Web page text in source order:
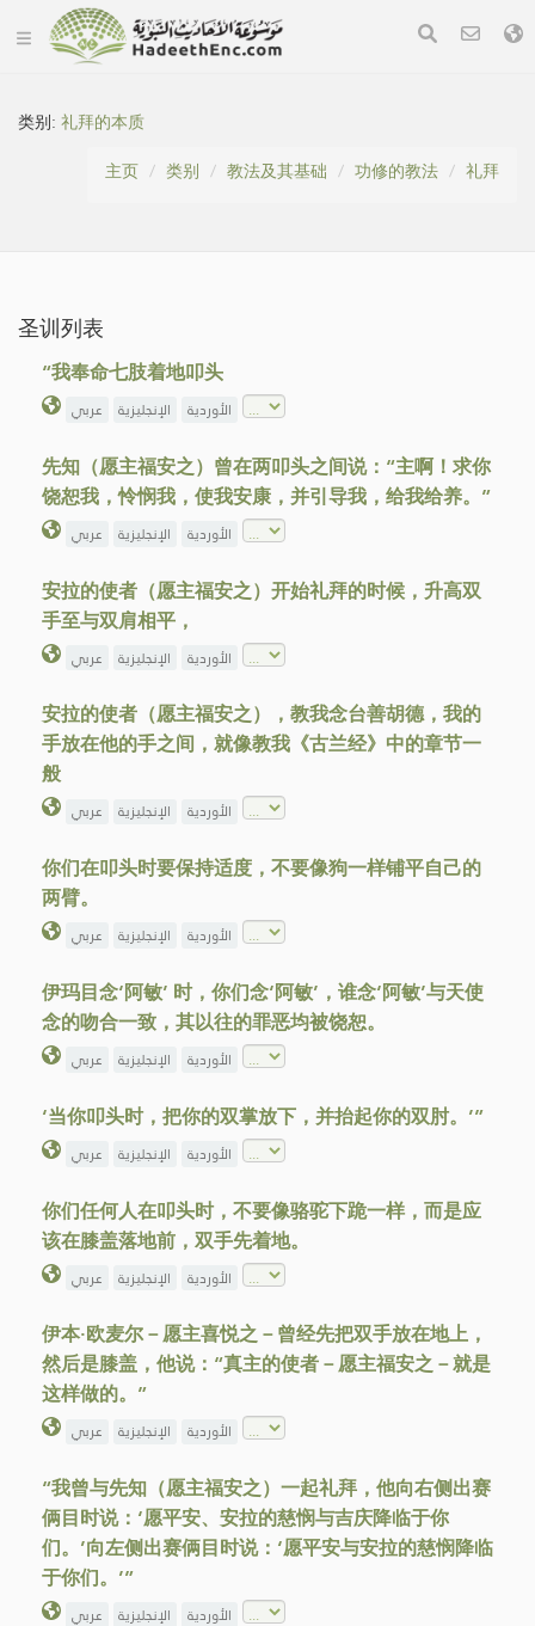
类别:礼拜的本质
主页
类别 教法及其基础 功修的教法 礼拜
圣训列表
“我奉命七肢着地叩头
عربي الإنجليزية الأوردية
先知（愿主福安之）曾在两叩头之间说：“主啊！求你
饶恕我，怜悯我，使我安康，并引导我，给我给养。”
عربي الإنجليزية الأوردية
安拉的使者（愿主福安之）开始礼拜的时候，升高双
手至与双肩相平，
عربي الإنجليزية الأوردية
安拉的使者（愿主福安之），教我念台善胡德，我的
手放在他的手之间，就像教我《古兰经》中的章节一
般
عربي الإنجليزية الأوردية
你们在叩头时要保持适度，不要像狗一样铺平自己的
两臂。
عربي الإنجليزية الأوردية
伊玛目念‘阿敏’ 时，你们念‘阿敏’，谁念‘阿敏’与天使
念的吻合一致，其以往的罪恶均被饶恕。
عربي الإنجليزية الأوردية
‘当你叩头时，把你的双掌放下，并抬起你的双肘。’”
عربي الإنجليزية الأوردية
你们任何人在叩头时，不要像骆驼下跪一样，而是应
该在膝盖落地前，双手先着地。
عربي الإنجليزية الأوردية
伊本·欧麦尔－愿主喜悦之－曾经先把双手放在地上，
然后是膝盖，他说：“真主的使者－愿主福安之－就是
这样做的。”
عربي الإنجليزية الأوردية
“我曾与先知（愿主福安之）一起礼拜，他向右侧出赛
俩目时说：‘愿平安、安拉的慈悯与吉庆降临于你
们。’向左侧出赛俩目时说：‘愿平安与安拉的慈悯降临
于你们。’”
عربي الإنجليزية الأوردية